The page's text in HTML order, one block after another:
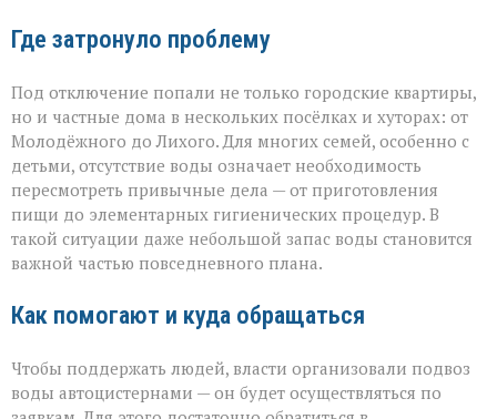
Где затронуло проблему
Под отключение попали не только городские квартиры,
но и частные дома в нескольких посёлках и хуторах: от
Молодёжного до Лихого. Для многих семей, особенно с
детьми, отсутствие воды означает необходимость
пересмотреть привычные дела — от приготовления
пищи до элементарных гигиенических процедур. В
такой ситуации даже небольшой запас воды становится
важной частью повседневного плана.
Как помогают и куда обращаться
Чтобы поддержать людей, власти организовали подвоз
воды автоцистернами — он будет осуществляться по